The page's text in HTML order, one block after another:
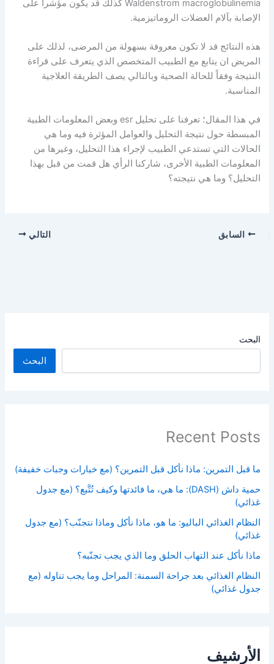
البحث
البحث
Recent Posts
ما قبل التمرين: ماذا نأكل قبل التمرين؟ (مع خيارات وجبات خفيفة)
حمية داش (DASH): ما هي، ما فائدتها وكيف تُتَّبع؟ (مع جدول
غذائي)
النظام الغذائي الباليو: ما هو، ماذا نأكل وماذا نتجنّب؟ (مع جدول
غذائي)
ماذا نأكل عند التهاب الحلق وما الذي يجب تجنّبه؟
النظام الغذائي بعد جراحة السمنة: المراحل وما يجب تناوله (مع
جدول غذائي)
الأرشيف
Waldenstrom macroglobulinemia كذلك قد يكون مؤشراً على
الإصابة بآلام العضلات الروماتيزمية.
هذه النتائج قد لا تكون معروفة بسهولة من المرضى، لذلك على
المريض ان يتابع مع الطبيب المتخصص الذي يتعرف على قراءة
النتيجة وفقاً للحالة الصحية وبالتالي يصف الطريقة العلاجية
المناسبة.
في هذا المقال؛ تعرفنا على تحليل esr وبعض المعلومات الطبية
المبسطة حول نتيجة التحليل والعوامل المؤثرة فيه وما هي
الحالات التي تستدعي الطبيب لإجراء هذا التحليل، وغيرها من
المعلومات الطبية الأخرى، شاركنا الرأي هل قمت من قبل بهذا
التحليل؟ وما هي نتيجته؟
السابق التالي